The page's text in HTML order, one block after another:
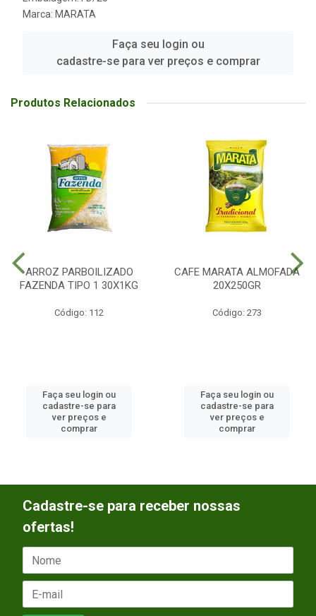
Marca: MARATA
Faça seu login ou
cadastre-se para ver preços e comprar
Produtos Relacionados
ARROZ PARBOILIZADO
FAZENDA TIPO 1 30X1KG
Código: 112
Faça seu login ou
cadastre-se para
ver preços e
comprar
CAFE MARATA ALMOFADA
20X250GR
Código: 273
Faça seu login ou
cadastre-se para
ver preços e
comprar
Cadastre-se para receber nossas
ofertas!